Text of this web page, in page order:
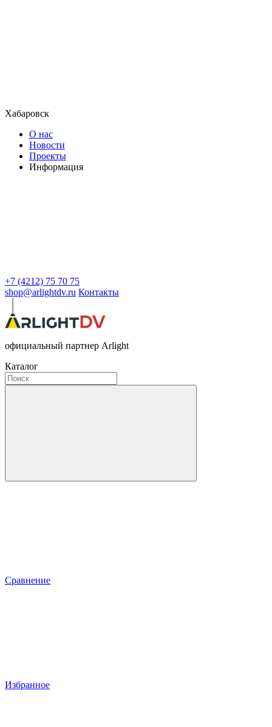
Хабаровск
О нас
Новости
Проекты
Информация
+7 (4212) 75 70 75
shop@arlightdv.ru Контакты
официальный партнер Arlight
Каталог
Сравнение
Избранное